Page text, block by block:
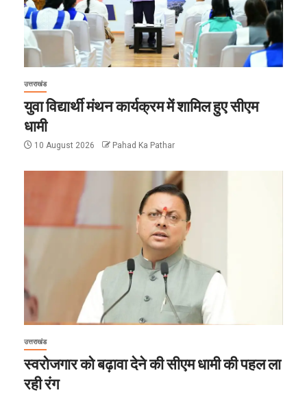
उत्तराखंड
युवा विद्यार्थी मंथन कार्यक्रम में शामिल हुए सीएम
धामी
10 August 2026 Pahad Ka Pathar
उत्तराखंड
स्वरोजगार को बढ़ावा देने की सीएम धामी की पहल ला
रही रंग